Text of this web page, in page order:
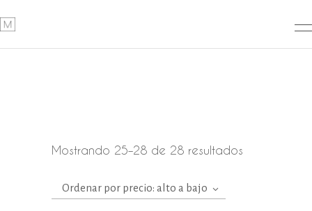
Mostrando 25–28 de 28 resultados
Ordenar por precio: alto a bajo